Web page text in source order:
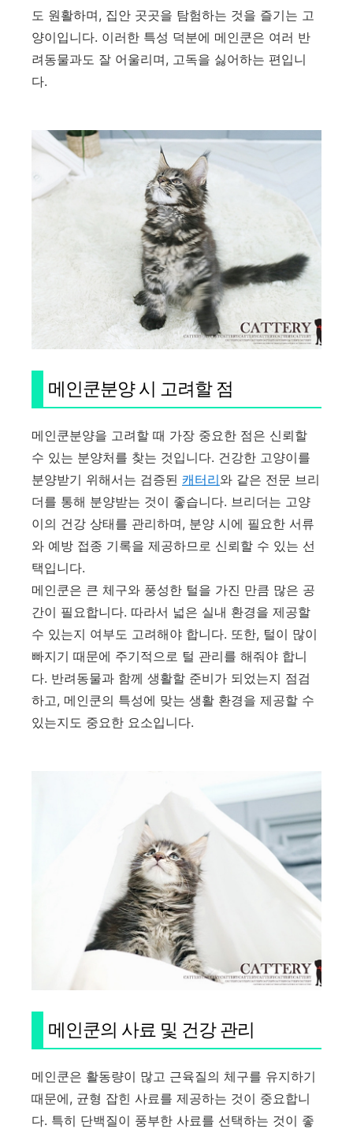
도 원활하며, 집안 곳곳을 탐험하는 것을 즐기는 고
양이입니다. 이러한 특성 덕분에 메인쿤은 여러 반
려동물과도 잘 어울리며, 고독을 싫어하는 편입니
다.
메인쿤분양 시 고려할 점
메인쿤분양을 고려할 때 가장 중요한 점은 신뢰할
수 있는 분양처를 찾는 것입니다. 건강한 고양이를
분양받기 위해서는 검증된 캐터리와 같은 전문 브리
더를 통해 분양받는 것이 좋습니다. 브리더는 고양
이의 건강 상태를 관리하며, 분양 시에 필요한 서류
와 예방 접종 기록을 제공하므로 신뢰할 수 있는 선
택입니다.
메인쿤은 큰 체구와 풍성한 털을 가진 만큼 많은 공
간이 필요합니다. 따라서 넓은 실내 환경을 제공할
수 있는지 여부도 고려해야 합니다. 또한, 털이 많이
빠지기 때문에 주기적으로 털 관리를 해줘야 합니
다. 반려동물과 함께 생활할 준비가 되었는지 점검
하고, 메인쿤의 특성에 맞는 생활 환경을 제공할 수
있는지도 중요한 요소입니다.
메인쿤의 사료 및 건강 관리
메인쿤은 활동량이 많고 근육질의 체구를 유지하기
때문에, 균형 잡힌 사료를 제공하는 것이 중요합니
다. 특히 단백질이 풍부한 사료를 선택하는 것이 좋